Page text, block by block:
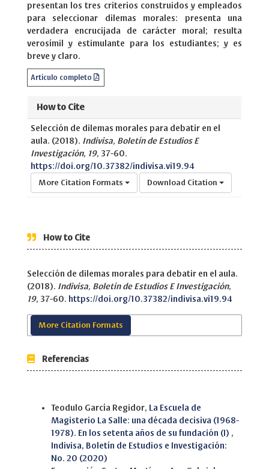
presentan los tres criterios construidos y empleados
para seleccionar dilemas morales: presenta una
verdadera encrucijada de carácter moral; resulta
verosímil y estimulante para los estudiantes; y es
breve y claro.
Artículo completo
How to Cite
Selección de dilemas morales para debatir en el
aula. (2018). Indivisa, Boletín de Estudios E
Investigación, 19, 37-60.
https://doi.org/10.37382/indivisa.vi19.94
More Citation Formats Download Citation
How to Cite
Selección de dilemas morales para debatir en el aula.
(2018). Indivisa, Boletín de Estudios E Investigación,
19, 37-60. https://doi.org/10.37382/indivisa.vi19.94
More Citation Formats
Referencias
Teodulo García Regidor, La Escuela de
Magisterio La Salle: una década decisiva (1968-
1978). En los setenta años de su fundación (I) ,
Indivisa, Boletín de Estudios e Investigación:
No. 20 (2020)